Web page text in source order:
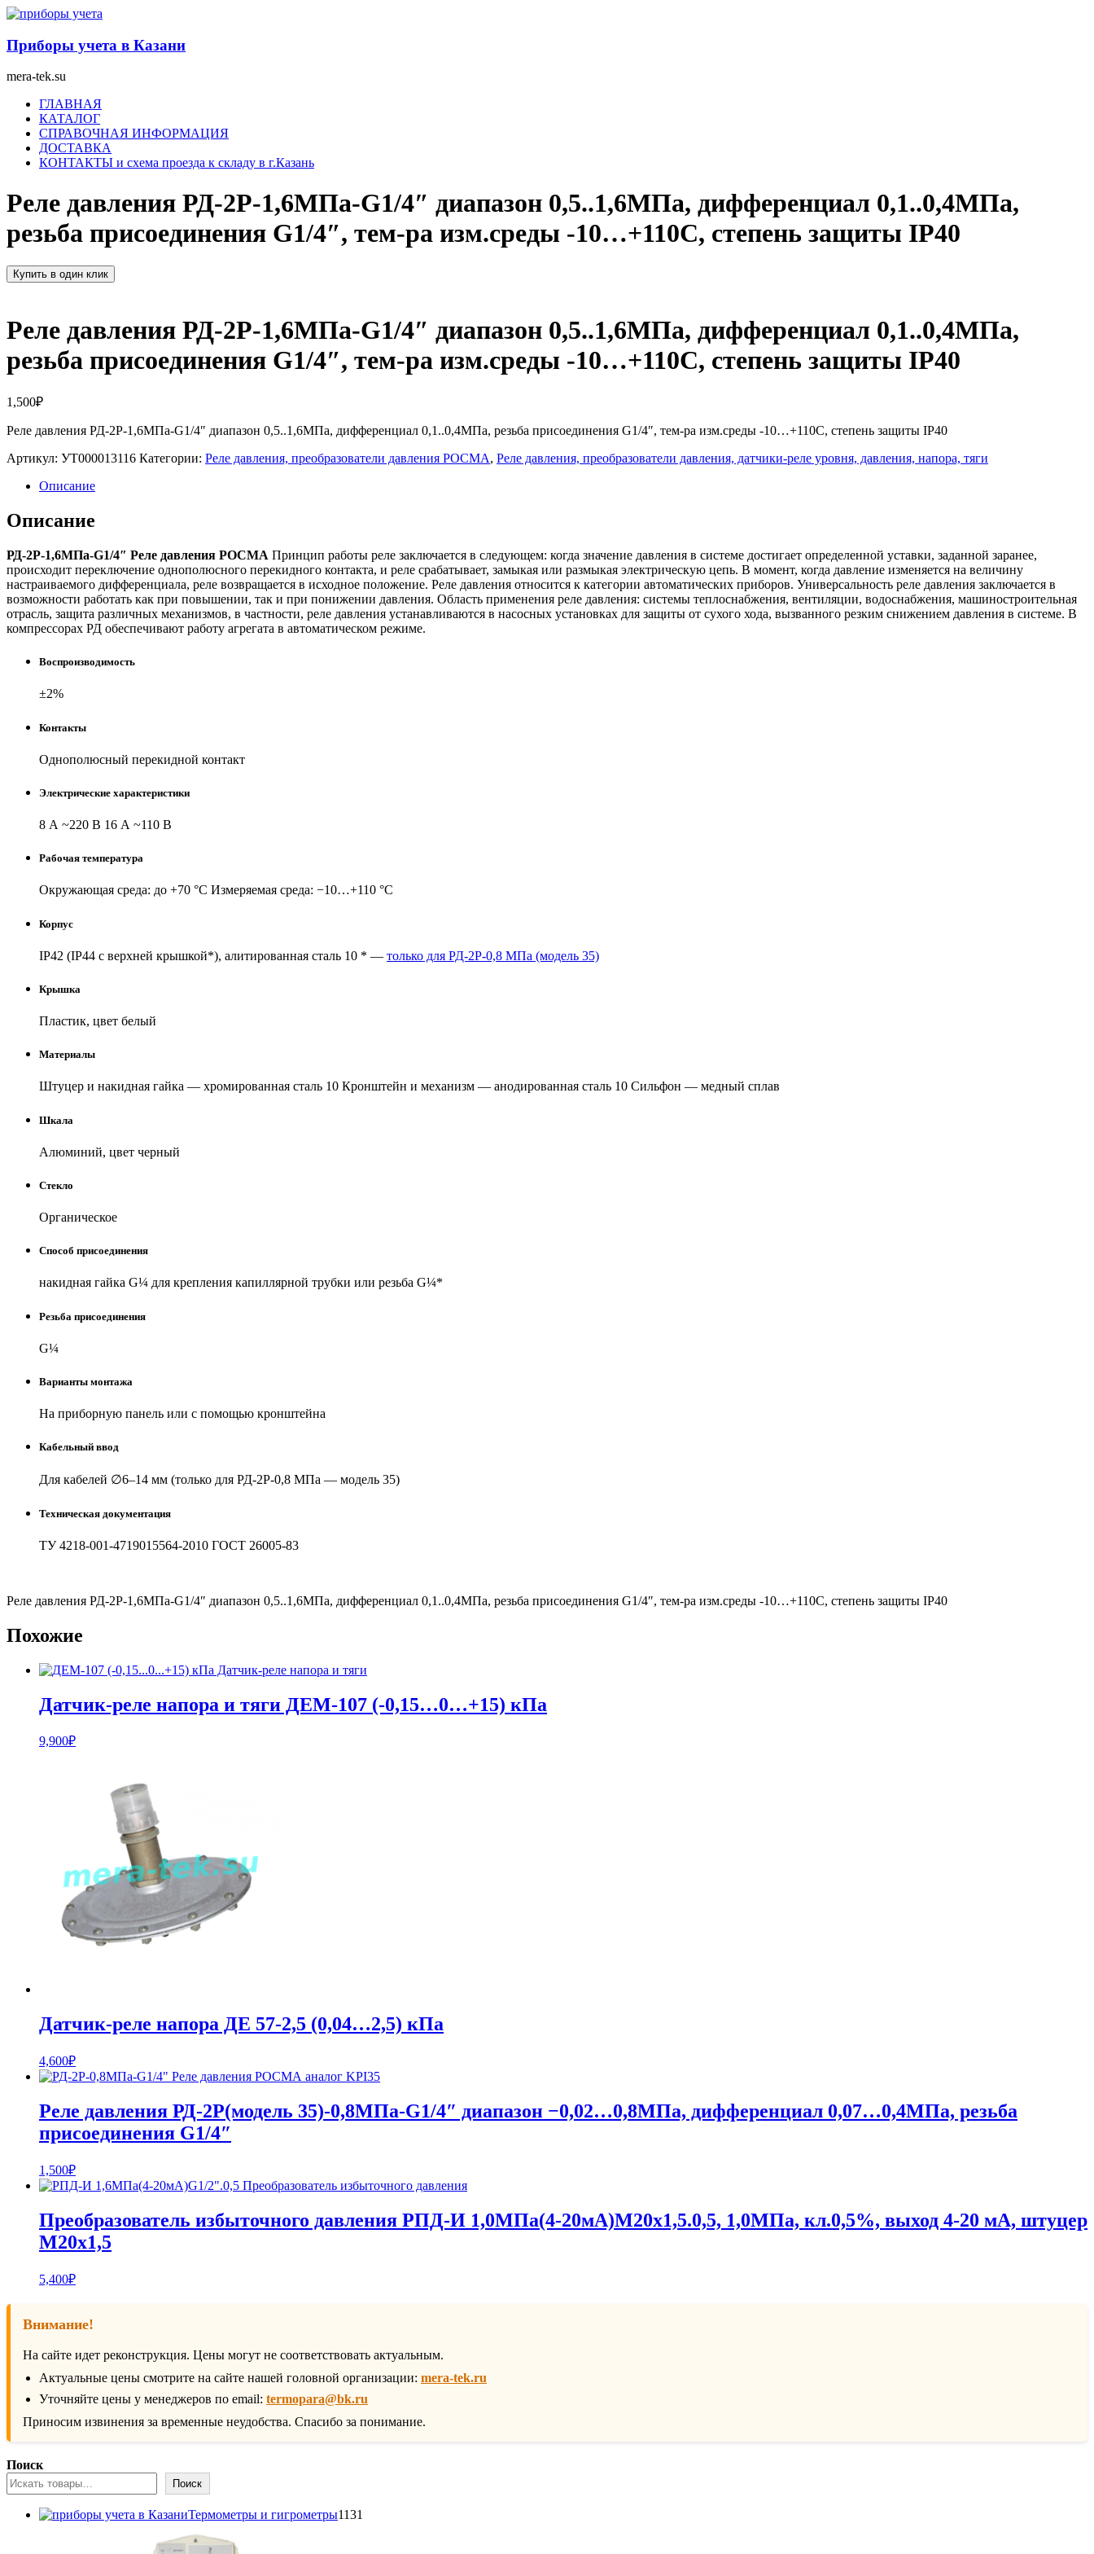
Перейти
содержимому
Приборы учета в Казани
mera-tek.su
МенюГЛАВНАЯ
КАТАЛОГ
СПРАВОЧНАЯ ИНФОРМАЦИЯ
ДОСТАВКА
КОНТАКТЫ и схема проезда к складу в г.Казань
Реле давления РД-2Р-1,6МПа-G1/4″ диапазон 0,5..1,6МПа, дифференциал 0,1..0,4МПа,
резьба присоединения G1/4″, тем-ра изм.среды -10…+110С, степень защиты IP40
Купить в один клик
Реле давления РД-2Р-1,6МПа-G1/4″ диапазон 0,5..1,6МПа, дифференциал 0,1..0,4МПа,
резьба присоединения G1/4″, тем-ра изм.среды -10…+110С, степень защиты IP40
1,500₽
Реле давления РД-2Р-1,6МПа-G1/4″ диапазон 0,5..1,6МПа, дифференциал 0,1..0,4МПа, резьба присоединения G1/4″, тем-ра изм.среды -10…+110С, степень защиты IP40
Артикул: УТ000013116 Категории: Реле давления, преобразователи давления РОСМА, Реле давления, преобразователи давления, датчики-реле уровня, давления, напора, тяги
Описание
Описание
РД-2Р-1,6МПа-G1/4″ Реле давления РОСМА Принцип работы реле заключается в следующем: когда значение давления в системе достигает определенной уставки, заданной заранее,
происходит переключение однополюсного перекидного контакта, и реле срабатывает, замыкая или размыкая электрическую цепь. В момент, когда давление изменяется на величину
настраиваемого дифференциала, реле возвращается в исходное положение. Реле давления относится к категории автоматических приборов. Универсальность реле давления заключается в
возможности работать как при повышении, так и при понижении давления. Область применения реле давления: системы теплоснабжения, вентиляции, водоснабжения, машиностроительная
отрасль, защита различных механизмов, в частности, реле давления устанавливаются в насосных установках для защиты от сухого хода, вызванного резким снижением давления в системе. В
компрессорах РД обеспечивают работу агрегата в автоматическом режиме.
Воспроизводимость
±2%
Контакты
Однополюсный перекидной контакт
Электрические характеристики
8 А ~220 В 16 А ~110 В
Рабочая температура
Окружающая среда: до +70 °C Измеряемая среда: −10…+110 °C
Корпус
IP42 (IP44 с верхней крышкой*), алитированная сталь 10 * — только для РД-2Р-0,8 МПа (модель 35)
Крышка
Пластик, цвет белый
Материалы
Штуцер и накидная гайка — хромированная сталь 10 Кронштейн и механизм — анодированная сталь 10 Сильфон — медный сплав
Шкала
Алюминий, цвет черный
Стекло
Органическое
Способ присоединения
накидная гайка G¼ для крепления капиллярной трубки или резьба G¼*
Резьба присоединения
G¼
Варианты монтажа
На приборную панель или с помощью кронштейна
Кабельный ввод
Для кабелей ∅6–14 мм (только для РД-2Р-0,8 МПа — модель 35)
Техническая документация
ТУ 4218-001-4719015564-2010 ГОСТ 26005-83
Реле давления РД-2Р-1,6МПа-G1/4″ диапазон 0,5..1,6МПа, дифференциал 0,1..0,4МПа, резьба присоединения G1/4″, тем-ра изм.среды -10…+110С, степень защиты IP40
Похожие
Датчик-реле напора и тяги ДЕМ-107 (-0,15…0…+15) кПа
9,900₽
Датчик-реле напора ДЕ 57-2,5 (0,04…2,5) кПа
4,600₽
Реле давления РД-2Р(модель 35)-0,8МПа-G1/4″ диапазон −0,02…0,8МПа, дифференциал 0,07…0,4МПа, резьба
присоединения G1/4″
1,500₽
Преобразователь избыточного давления РПД-И 1,0МПа(4-20мА)М20х1,5.0,5, 1,0МПа, кл.0,5%, выход 4-20 мА, штуцер
М20х1,5
5,400₽
Внимание!
На сайте идет реконструкция. Цены могут не соответствовать актуальным.
Актуальные цены смотрите на сайте нашей головной организации: mera-tek.ru
Уточняйте цены у менеджеров по email: termopara@bk.ru
Приносим извинения за временные неудобства. Спасибо за понимание.
Поиск
Поиск
Термометры и гигрометры1131